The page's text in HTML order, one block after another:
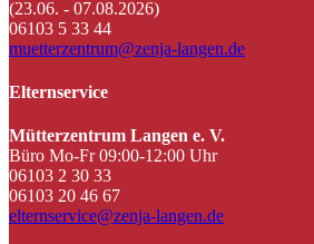
(23.06. - 07.08.2026)
06103 5 33 44
muetterzentrum@zenja-langen.de
Elternservice
Mütterzentrum Langen e. V.
Büro Mo-Fr 09:00-12:00 Uhr
06103 2 30 33
06103 20 46 67
elternservice@zenja-langen.de